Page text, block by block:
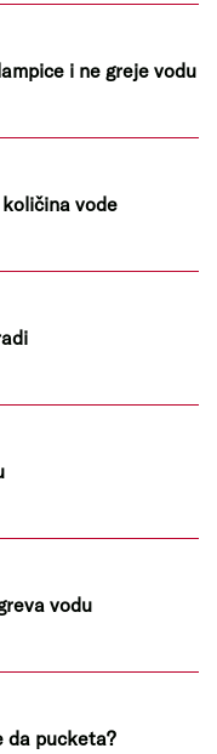
i ne greje vodu
vode
vodu
da pucketa?